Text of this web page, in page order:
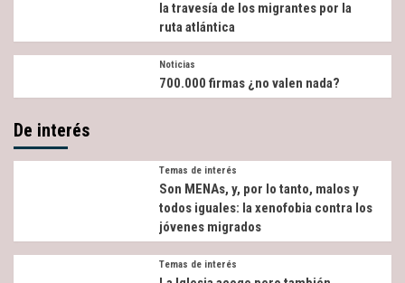
la travesía de los migrantes por la
ruta atlántica
Noticias
700.000 firmas ¿no valen nada?
De interés
Temas de interés
Son MENAs, y, por lo tanto, malos y
todos iguales: la xenofobia contra los
jóvenes migrados
Temas de interés